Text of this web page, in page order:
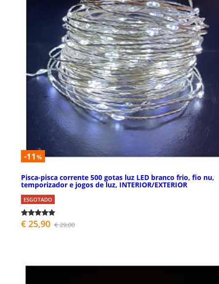
-11 %
Pisca-pisca corrente 500 gotas luz LED branco frio, fio nu,
temporizador e jogos de luz, INTERIOR/EXTERIOR
ESGOTADO
€ 25,90 € 29,00